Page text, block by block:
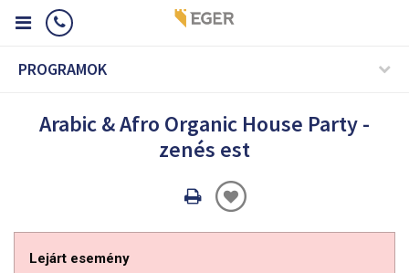
PROGRAMOK
Arabic & Afro Organic House Party -
zenés est
Oldal
Lejárt esemény